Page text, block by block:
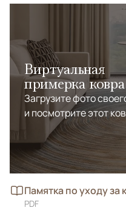
Виртуальная
примерка ковра
Загрузите фото
и посмотрите этот
Памятка по уходу за
PDF